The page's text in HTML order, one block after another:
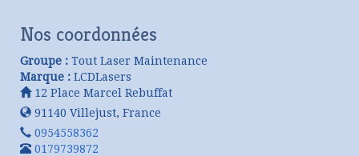
Nos coordonnées
Groupe : Tout Laser Maintenance
Marque : LCDLasers
12 Place Marcel Rebuffat
91140 Villejust, France
0954558362
0179739872